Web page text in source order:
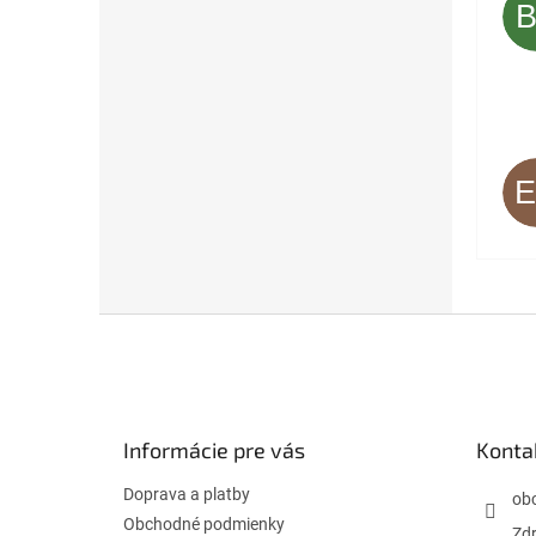
Informácie pre vás
Doprava a platby
Obchodné podmienky